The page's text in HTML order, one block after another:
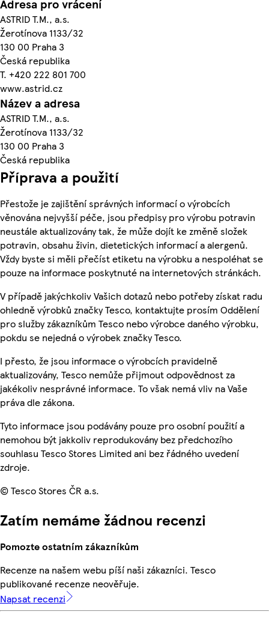
Adresa pro vrácení
ASTRID T.M., a.s.
Žerotínova 1133/32
130 00 Praha 3
Česká republika
T. +420 222 801 700
www.astrid.cz
Název a adresa
ASTRID T.M., a.s.
Žerotínova 1133/32
130 00 Praha 3
Česká republika
Příprava a použití
Přestože je zajištění správných informací o výrobcích
věnována nejvyšší péče, jsou předpisy pro výrobu potravin
neustále aktualizovány tak, že může dojít ke změně složek
potravin, obsahu živin, dietetických informací a alergenů.
Vždy byste si měli přečíst etiketu na výrobku a nespoléhat se
pouze na informace poskytnuté na internetových stránkách.
V případě jakýchkoliv Vašich dotazů nebo potřeby získat radu
ohledně výrobků značky Tesco, kontaktujte prosím Oddělení
pro služby zákazníkům Tesco nebo výrobce daného výrobku,
pokdu se nejedná o výrobek značky Tesco.
I přesto, že jsou informace o výrobcích pravidelně
aktualizovány, Tesco nemůže přijmout odpovědnost za
jakékoliv nesprávné informace. To však nemá vliv na Vaše
práva dle zákona.
Tyto informace jsou podávány pouze pro osobní použití a
nemohou být jakkoliv reprodukovány bez předchozího
souhlasu Tesco Stores Limited ani bez řádného uvedení
zdroje.
© Tesco Stores ČR a.s.
Zatím nemáme žádnou recenzi
Pomozte ostatním zákazníkům
Recenze na našem webu píší naši zákazníci. Tesco
publikované recenze neověřuje.
Napsat recenzi